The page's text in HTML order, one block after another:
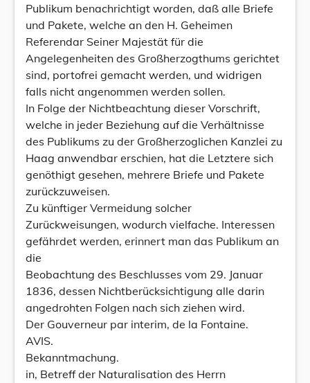
Publikum benachrichtigt worden, daß alle Briefe
und Pakete, welche an den H. Geheimen
Referendar Seiner Majestät für die
Angelegenheiten des Großherzogthums gerichtet
sind, portofrei gemacht werden, und widrigen
falls nicht angenommen werden sollen.
In Folge der Nichtbeachtung dieser Vorschrift,
welche in jeder Beziehung auf die Verhältnisse
des Publikums zu der Großherzoglichen Kanzlei zu
Haag anwendbar erschien, hat die Letztere sich
genöthigt gesehen, mehrere Briefe und Pakete
zurückzuweisen.
Zu künftiger Vermeidung solcher
Zurückweisungen, wodurch vielfache. Interessen
gefährdet werden, erinnert man das Publikum an
die
Beobachtung des Beschlusses vom 29. Januar
1836, dessen Nichtberücksichtigung alle darin
angedrohten Folgen nach sich ziehen wird.
Der Gouverneur par interim, de la Fontaine.
AVIS.
Bekanntmachung.
in, Betreff der Naturalisation des Herrn